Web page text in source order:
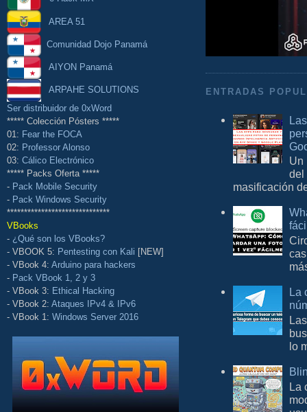
AREA 51
Comunidad Dojo Panamá
AIYON Panamá
ARPAHE SOLUTIONS
Ser distribuidor de 0xWord
***** Colección Pósters *****
01: Fear the FOCA
02: Professor Alonso
03: Cálico Electrónico
***** Packs Oferta *****
- Pack Mobile Security
- Pack Windows Security
******************************
VBooks
- ¿Qué son los VBooks?
- VBOOK 5: Pentesting con Kali [NEW]
- VBook 4: Arduino para hackers
- Pack VBook 1, 2 y 3
- VBook 3: Ethical Hacking
- VBook 2: Ataques IPv4 & IPv6
- VBook 1: Windows Server 2016
ENTRADAS
Un
del
masificación
La
lo
La